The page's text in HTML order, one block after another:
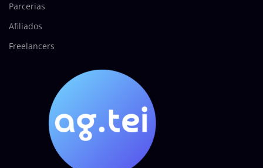
Parcerias
Afiliados
Freelancers